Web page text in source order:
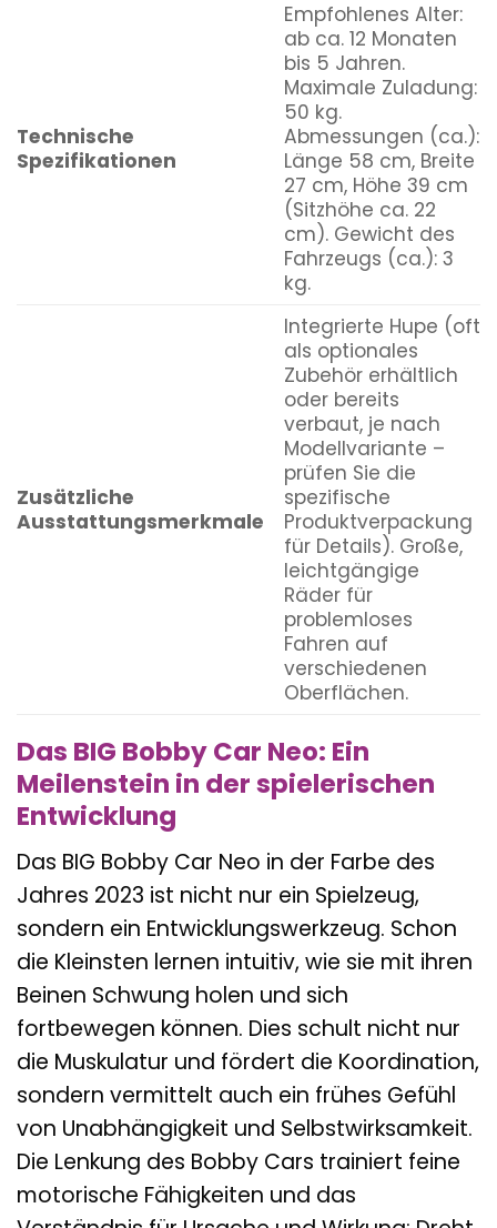
Technische
Spezifikationen
Empfohlenes Alter:
ab ca. 12 Monaten
bis 5 Jahren.
Maximale Zuladung:
50 kg.
Abmessungen (ca.):
Länge 58 cm, Breite
27 cm, Höhe 39 cm
(Sitzhöhe ca. 22
cm). Gewicht des
Fahrzeugs (ca.): 3
kg.
Zusätzliche
Ausstattungsmerkmale
Integrierte Hupe (oft
als optionales
Zubehör erhältlich
oder bereits
verbaut, je nach
Modellvariante –
prüfen Sie die
spezifische
Produktverpackung
für Details). Große,
leichtgängige
Räder für
problemloses
Fahren auf
verschiedenen
Oberflächen.
Das BIG Bobby Car Neo: Ein
Meilenstein in der spielerischen
Entwicklung
Das BIG Bobby Car Neo in der Farbe des
Jahres 2023 ist nicht nur ein Spielzeug,
sondern ein Entwicklungswerkzeug. Schon
die Kleinsten lernen intuitiv, wie sie mit ihren
Beinen Schwung holen und sich
fortbewegen können. Dies schult nicht nur
die Muskulatur und fördert die Koordination,
sondern vermittelt auch ein frühes Gefühl
von Unabhängigkeit und Selbstwirksamkeit.
Die Lenkung des Bobby Cars trainiert feine
motorische Fähigkeiten und das